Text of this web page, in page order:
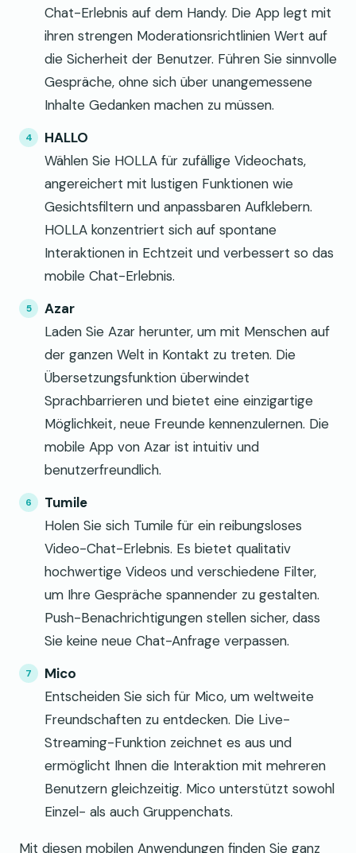
Chat-Erlebnis auf dem Handy. Die App legt mit
ihren strengen Moderationsrichtlinien Wert auf
die Sicherheit der Benutzer. Führen Sie sinnvolle
Gespräche, ohne sich über unangemessene
Inhalte Gedanken machen zu müssen.
HALLO
Wählen Sie HOLLA für zufällige Videochats,
angereichert mit lustigen Funktionen wie
Gesichtsfiltern und anpassbaren Aufklebern.
HOLLA konzentriert sich auf spontane
Interaktionen in Echtzeit und verbessert so das
mobile Chat-Erlebnis.
Azar
Laden Sie Azar herunter, um mit Menschen auf
der ganzen Welt in Kontakt zu treten. Die
Übersetzungsfunktion überwindet
Sprachbarrieren und bietet eine einzigartige
Möglichkeit, neue Freunde kennenzulernen. Die
mobile App von Azar ist intuitiv und
benutzerfreundlich.
Tumile
Holen Sie sich Tumile für ein reibungsloses
Video-Chat-Erlebnis. Es bietet qualitativ
hochwertige Videos und verschiedene Filter,
um Ihre Gespräche spannender zu gestalten.
Push-Benachrichtigungen stellen sicher, dass
Sie keine neue Chat-Anfrage verpassen.
Mico
Entscheiden Sie sich für Mico, um weltweite
Freundschaften zu entdecken. Die Live-
Streaming-Funktion zeichnet es aus und
ermöglicht Ihnen die Interaktion mit mehreren
Benutzern gleichzeitig. Mico unterstützt sowohl
Einzel- als auch Gruppenchats.
Mit diesen mobilen Anwendungen finden Sie ganz